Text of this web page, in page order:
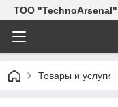
ТОО "TechnoArsenal"
Товары и услуги